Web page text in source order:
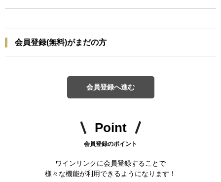
会員登録(無料)がまだの方
会員登録へ進む
Point
会員登録のポイント
ワインリンクに会員登録することで
様々な機能が利用できるようになります！